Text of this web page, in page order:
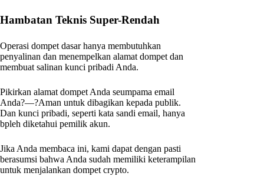
Hambatan Teknis Super-Rendah
Operasi dompet dasar hanya membutuhkan
penyalinan dan menempelkan alamat dompet dan
membuat salinan kunci pribadi Anda.
Pikirkan alamat dompet Anda seumpama email
Anda?—?Aman untuk dibagikan kepada publik.
Dan kunci pribadi, seperti kata sandi email, hanya
bpleh diketahui pemilik akun.
Jika Anda membaca ini, kami dapat dengan pasti
berasumsi bahwa Anda sudah memiliki keterampilan
untuk menjalankan dompet crypto.